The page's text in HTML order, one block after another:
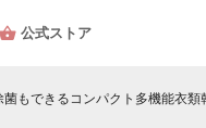
公式ストア
もできるコンパクト多機能衣類